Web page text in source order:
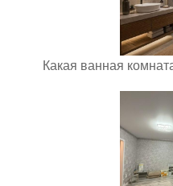
Какая ванная